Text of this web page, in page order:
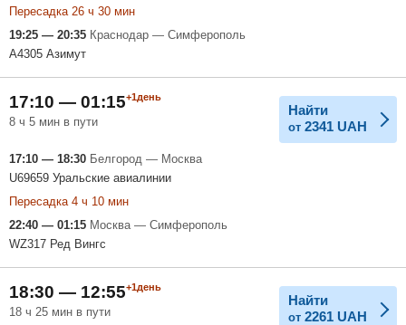
Пересадка 26 ч 30 мин
19:25 — 20:35 Краснодар — Симферополь
A4305 Азимут
17:10 — 01:15+1день
8 ч 5 мин в пути
Найти
от 2341 UAH
17:10 — 18:30 Белгород — Москва
U69659 Уральские авиалинии
Пересадка 4 ч 10 мин
22:40 — 01:15 Москва — Симферополь
WZ317 Ред Вингс
18:30 — 12:55+1день
18 ч 25 мин в пути
Найти
от 2261 UAH